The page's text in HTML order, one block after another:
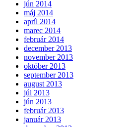
jún 2014
máj 2014
apríl 2014
marec 2014
február 2014
december 2013
november 2013
október 2013
september 2013
august 2013
júl 2013
jún 2013
február 2013
január 2013